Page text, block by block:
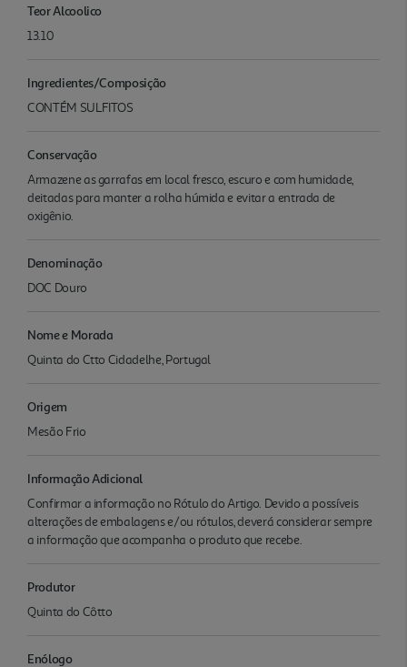
Teor Alcoolico
13.10
Ingredientes/Composição
CONTÉM SULFITOS
Conservação
Armazene as garrafas em local fresco, escuro e com humidade,
deitadas para manter a rolha húmida e evitar a entrada de
oxigênio.
Denominação
DOC Douro
Nome e Morada
Quinta do Ctto Cidadelhe, Portugal
Origem
Mesão Frio
Informação Adicional
Confirmar a informação no Rótulo do Artigo. Devido a possíveis
alterações de embalagens e/ou rótulos, deverá considerar sempre
a informação que acompanha o produto que recebe.
Produtor
Quinta do Côtto
Enólogo